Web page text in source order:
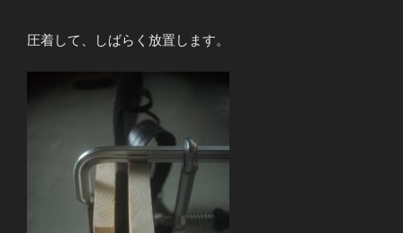
圧着して、しばらく放置します。